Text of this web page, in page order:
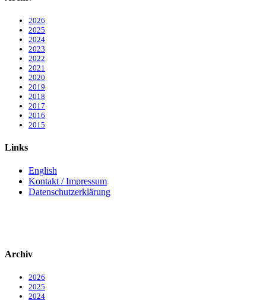
2026
2025
2024
2023
2022
2021
2020
2019
2018
2017
2016
2015
Links
English
Kontakt / Impressum
Datenschutzerklärung
Archiv
2026
2025
2024